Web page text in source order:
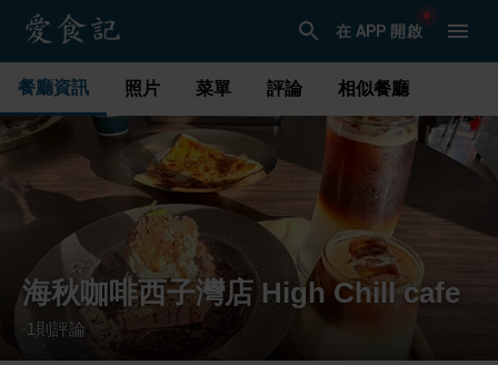
在 APP 開啟
餐廳資訊 照片 菜單 評論 相似餐廳
海秋咖啡西子灣店 High Chill cafe
1 則評論